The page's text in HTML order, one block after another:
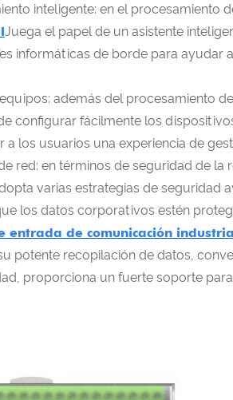
inteligente: en el procesamiento
Juega el papel de un asistente
informáticas de borde para ayudar
además del procesamiento
configurar fácilmente los
los usuarios una experiencia de
red: en términos de seguridad de
varias estrategias de seguridad
los datos corporativos estén
entrada de comunicación
potente recopilación de datos,
proporciona un fuerte soporte